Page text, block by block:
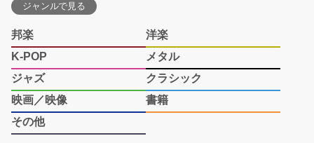
ジャンルで見る
邦楽
洋楽
K-POP
メタル
ジャズ
クラシック
映画／映像
書籍
その他